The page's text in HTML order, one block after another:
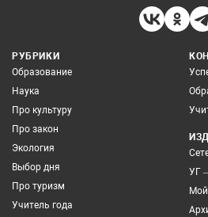
РУБРИКИ
Образование
Наука
Про культуру
Про закон
Экология
Выбор дня
Про туризм
Учитель года
УГ